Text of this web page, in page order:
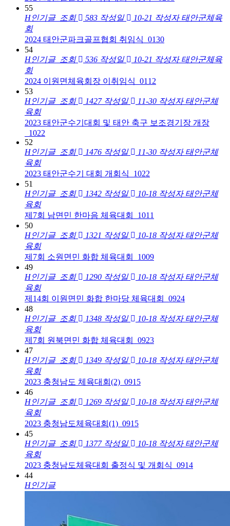
55
H인기글 조회 583 작성일 10-21 작성자 태안군체육
회
2024 태안군파크골프협회 취임식_0130
54
H인기글 조회 536 작성일 10-21 작성자 태안군체육
회
2024 이원면체육회장 이취임식_0112
53
H인기글 조회 1427 작성일 11-30 작성자 태안군체
육회
2023 태안군수기대회 및 태안 축구 보조경기장 개장
_1022
52
H인기글 조회 1476 작성일 11-30 작성자 태안군체
육회
2023 태안군수기 대회 개회식_1022
51
H인기글 조회 1342 작성일 10-18 작성자 태안군체
육회
제7회 남면민 한마음 체육대회_1011
50
H인기글 조회 1321 작성일 10-18 작성자 태안군체
육회
제7회 소원면민 화합 체육대회_1009
49
H인기글 조회 1290 작성일 10-18 작성자 태안군체
육회
제14회 이원면민 화합 한마당 체육대회_0924
48
H인기글 조회 1348 작성일 10-18 작성자 태안군체
육회
제7회 원북면민 화합 체육대회_0923
47
H인기글 조회 1349 작성일 10-18 작성자 태안군체
육회
2023 충청남도 체육대회(2)_0915
46
H인기글 조회 1269 작성일 10-18 작성자 태안군체
육회
2023 충청남도체육대회(1)_0915
45
H인기글 조회 1377 작성일 10-18 작성자 태안군체
육회
2023 충청남도체육대회 출정식 및 개회식_0914
44
H인기글